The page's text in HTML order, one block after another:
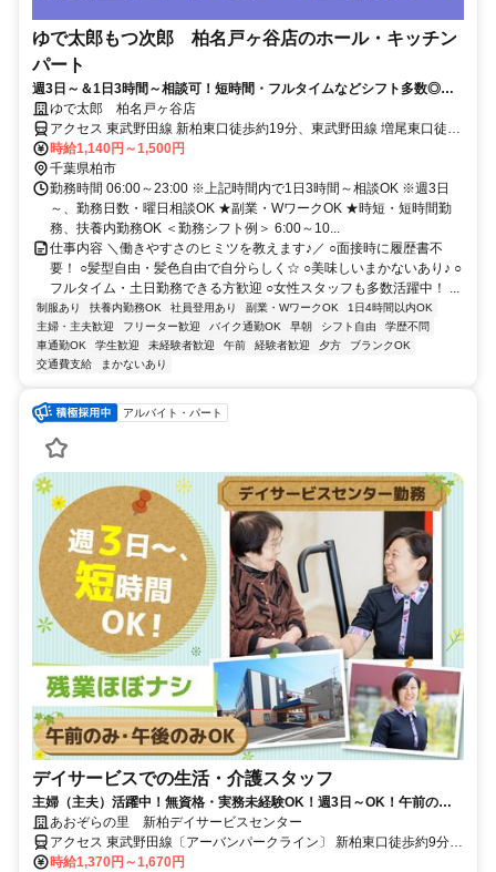
ゆで太郎もつ次郎 柏名戸ヶ谷店のホール・キッチン
パート
週3日～＆1日3時間～相談可！短時間・フルタイムなどシフト多数◎髪
型自由・履歴書不要
ゆで太郎 柏名戸ヶ谷店
アクセス 東武野田線 新柏東口徒歩約19分、東武野田線 増尾東口徒歩
約25分、ＪＲ常磐線 柏南口(東)徒歩約29分
時給1,140円～1,500円
千葉県柏市
勤務時間 06:00～23:00 ※上記時間内で1日3時間～相談OK ※週3日
～、勤務日数・曜日相談OK ★副業・WワークOK ★時短・短時間勤
務、扶養内勤務OK ＜勤務シフト例＞ 6:00～10...
仕事内容 ＼働きやすさのヒミツを教えます♪／ ○面接時に履歴書不
要！ ○髪型自由・髪色自由で自分らしく☆ ○美味しいまかないあり♪ ○
フルタイム・土日勤務できる方歓迎 ○女性スタッフも多数活躍中！ ...
制服あり 扶養内勤務OK 社員登用あり 副業・WワークOK
1日4時間以内OK
主婦・主夫歓迎
フリーター歓迎 バイク通勤OK 早朝 シフト自由
学歴不問
車通勤OK
学生歓迎 未経験者歓迎 午前 経験者歓迎 夕方
ブランクOK
交通費支給
まかないあり
アルバイト・パート
デイサービスでの生活・介護スタッフ
主婦（主夫）活躍中！無資格・実務未経験OK！週3日～OK！午前のみ
＆午後のみの短時間も可◎
あおぞらの里 新柏デイサービスセンター
アクセス 東武野田線〔アーバンパークライン〕 新柏東口徒歩約9分、
ＪＲ常磐線 南柏東口徒歩約15分、東武野田線〔アーバンパークライ
時給1,370円～1,670円